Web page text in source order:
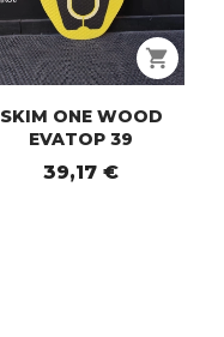
shopping_cart
SKIM ONE WOOD
EVATOP 39
39,17 €